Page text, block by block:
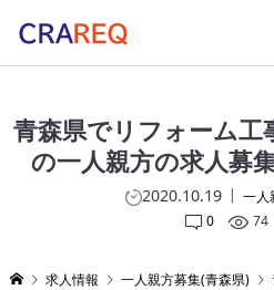
青森県でリフォーム工
の一人親方の求人募
2020.10.19
一人
0
74
求人情報 一人親方募集(青森県)